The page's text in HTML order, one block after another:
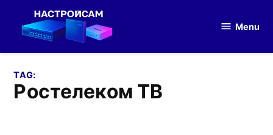
оборудования
Menu
TAG:
Ростелеком ТВ